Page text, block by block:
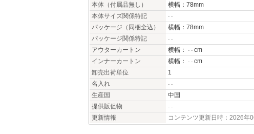
本体（付属品無し） 横幅：78mm
本体サイズ関係特記
- -
パッケージ（同梱全込） 横幅：78mm
パッケージ関係特記
- -
アウターカートン 横幅： - - cm
インナーカートン 横幅： - - cm
卸売出荷単位
1
名入れ
- -
生産国
中国
提供販促物
- -
更新情報 コンテンツ更新日時：2026年